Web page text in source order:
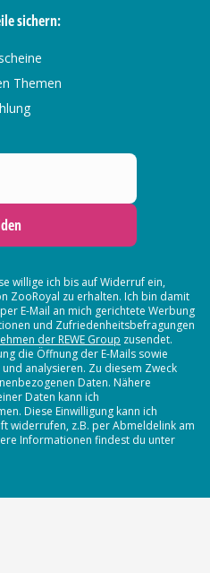
sichern:
Themen
willige ich bis auf Widerruf ein,
ZooRoyal zu erhalten. Ich bin damit
E-Mail an mich gerichtete Werbung
und Zufriedenheitsbefragungen
der REWE Group zusendet.
die Öffnung der E-Mails sowie
analysieren. Zu diesem Zweck
Daten. Nähere
Daten kann ich
Diese Einwilligung kann ich
widerrufen, z.B. per Abmeldelink am
Informationen findest du unter